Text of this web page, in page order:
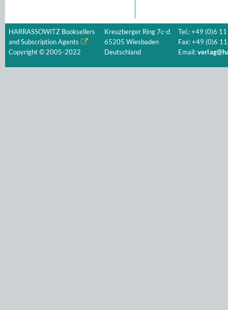
HARRASSOWITZ Booksellers
and Subscription Agents
Copyright © 2005-2022
Kreuzberger Ring 7c-d
65205 Wiesbaden
Deutschland
Tel.: +49 (0)6
Fax: +49 (0)6
Email: